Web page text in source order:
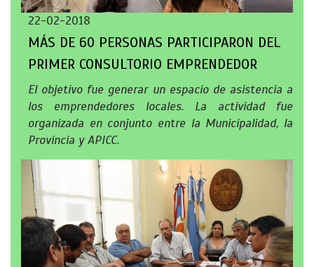
22-02-2018
MÁS DE 60 PERSONAS PARTICIPARON DEL
PRIMER CONSULTORIO EMPRENDEDOR
El objetivo fue generar un espacio de asistencia a
los emprendedores locales. La actividad fue
organizada en conjunto entre la Municipalidad, la
Provincia y APICC.